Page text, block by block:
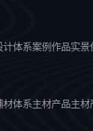
计体系案例作品实景
材体系主材产品主材